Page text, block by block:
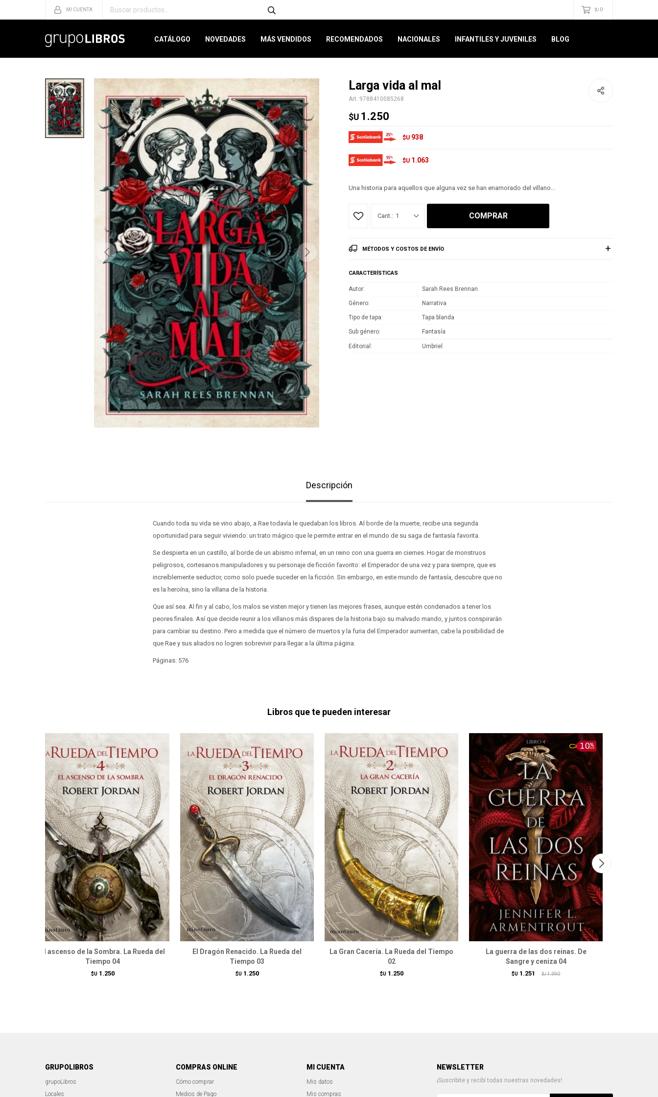
CATÁLOGO NOVEDADES MÁS VENDIDOS RECOMENDADOS NACIONALES INFANTILES Y JUVENILES BLOG
$U 0
Larga vida al mal
9788410085268
$U 1.250
$U 938
$U 1.063
Una historia para aquellos que alguna vez se han enamorado del villano...
1 COMPRAR
MÉTODOS Y COSTOS DE ENVÍO
CARACTERÍSTICAS
Autor Sarah Rees Brennan
Género Narrativa
Tipo de tapa Tapa blanda
Sub género Fantasía
Editorial Umbriel
Descripción
Cuando toda su vida se vino abajo, a Rae todavía le quedaban los libros. Al borde de la muerte, recibe una segunda
oportunidad para seguir viviendo: un trato mágico que le permite entrar en el mundo de su saga de fantasía favorita.
Se despierta en un castillo, al borde de un abismo infernal, en un reino con una guerra en ciernes. Hogar de monstruos
peligrosos, cortesanos manipuladores y su personaje de ficción favorito: el Emperador de una vez y para siempre, que es
increíblemente seductor, como solo puede suceder en la ficción. Sin embargo, en este mundo de fantasía, descubre que no
es la heroína, sino la villana de la historia.
Que así sea. Al fin y al cabo, los malos se visten mejor y tienen las mejores frases, aunque estén condenados a tener los
peores finales. Así que decide reunir a los villanos más dispares de la historia bajo su malvado mando, y juntos conspirarán
para cambiar su destino. Pero a medida que el número de muertos y la furia del Emperador aumentan, cabe la posibilidad de
que Rae y sus aliados no logren sobrevivir para llegar a la última página.
Páginas: 576
Libros que te pueden interesar
El ascenso de la Sombra. La Rueda del
Tiempo 04
$U 1.250
El Dragón Renacido. La Rueda del
Tiempo 03
$U 1.250
La Gran Cacería. La Rueda del Tiempo
02
$U 1.250
La guerra de las dos reinas. De
Sangre y ceniza 04
$U 1.251 $U 1.390
GRUPOLIBROS
grupoLibros
Locales
COMPRAS ONLINE
Cómo comprar
Medios de Pago
MI CUENTA
Mis datos
Mis compras
NEWSLETTER
¡Suscribite y recibí todas nuestras novedades!